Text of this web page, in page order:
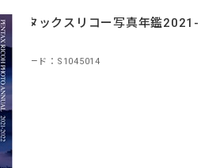
ペンタックスリコー写真年鑑2021-
2022
商品コード：S1045014